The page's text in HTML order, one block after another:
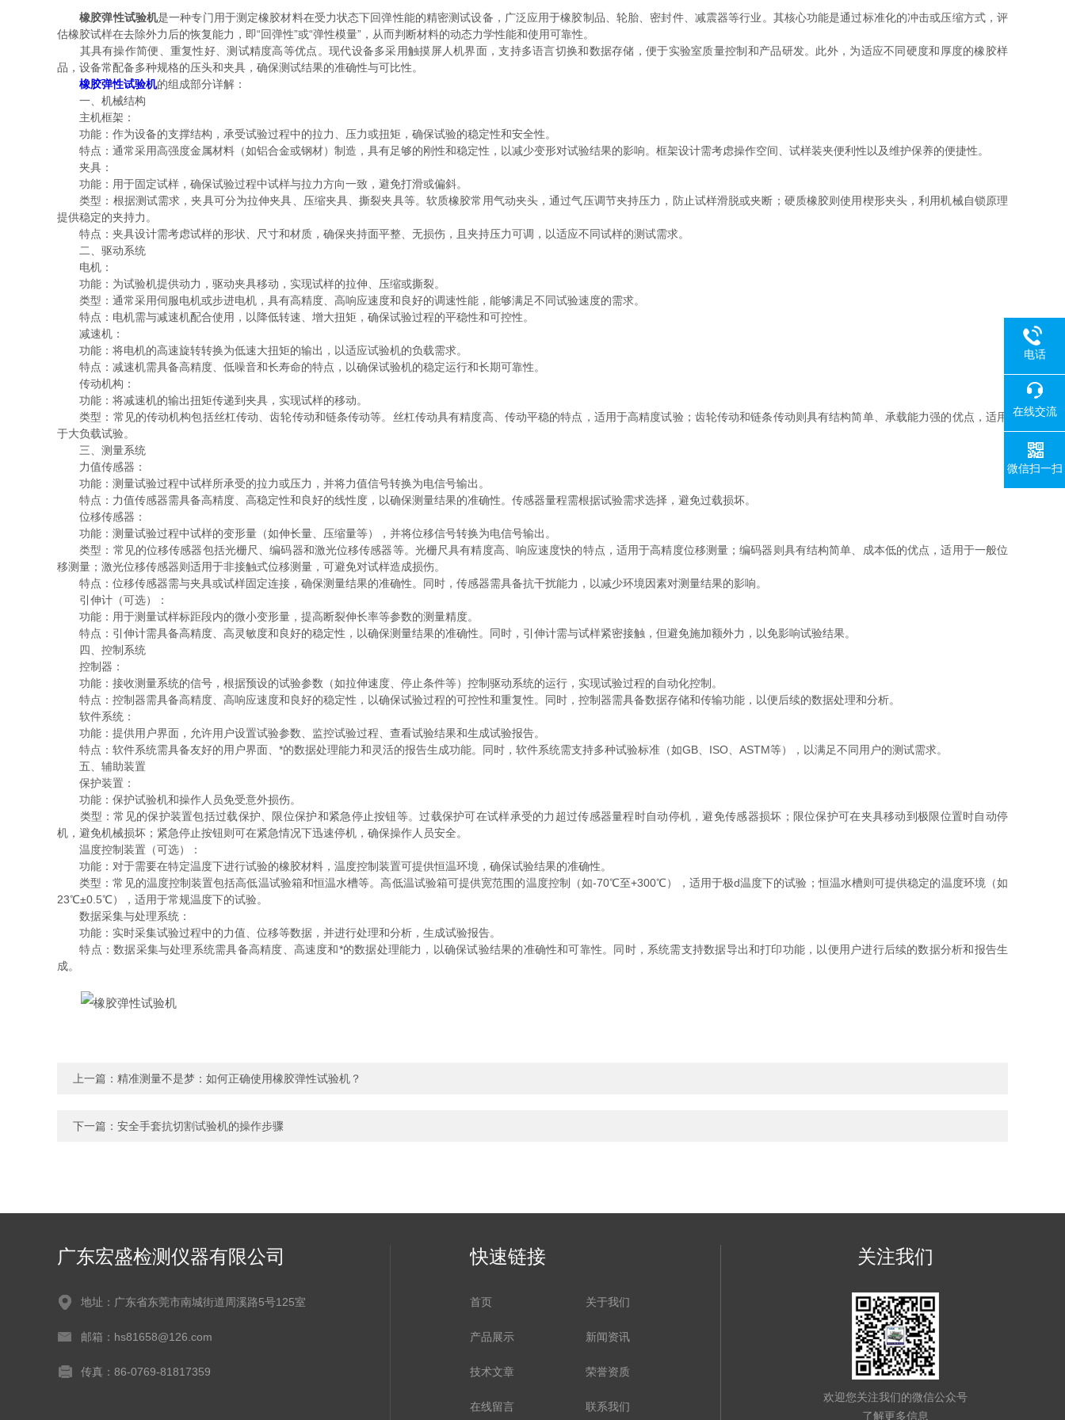
橡胶弹性试验机是一种专门用于测定橡胶材料在受力状态下回弹性能的精密测试设备，广泛应用于橡胶制品、轮胎、密封件、减震器等行业。其核心功能是通过标准化的冲击或压缩方式，评
估橡胶试样在去除外力后的恢复能力，即“回弹性”或“弹性模量”，从而判断材料的动态力学性能和使用可靠性。
其具有操作简便、重复性好、测试精度高等优点。现代设备多采用触摸屏人机界面，支持多语言切换和数据存储，便于实验室质量控制和产品研发。此外，为适应不同硬度和厚度的橡胶样
品，设备常配备多种规格的压头和夹具，确保测试结果的准确性与可比性。
橡胶弹性试验机的组成部分详解：
一、机械结构
主机框架：
功能：作为设备的支撑结构，承受试验过程中的拉力、压力或扭矩，确保试验的稳定性和安全性。
特点：通常采用高强度金属材料（如铝合金或钢材）制造，具有足够的刚性和稳定性，以减少变形对试验结果的影响。框架设计需考虑操作空间、试样装夹便利性以及维护保养的便捷性。
夹具：
功能：用于固定试样，确保试验过程中试样与拉力方向一致，避免打滑或偏斜。
类型：根据测试需求，夹具可分为拉伸夹具、压缩夹具、撕裂夹具等。软质橡胶常用气动夹头，通过气压调节夹持压力，防止试样滑脱或夹断；硬质橡胶则使用楔形夹头，利用机械自锁原理
提供稳定的夹持力。
特点：夹具设计需考虑试样的形状、尺寸和材质，确保夹持面平整、无损伤，且夹持压力可调，以适应不同试样的测试需求。
二、驱动系统
电机：
功能：为试验机提供动力，驱动夹具移动，实现试样的拉伸、压缩或撕裂。
类型：通常采用伺服电机或步进电机，具有高精度、高响应速度和良好的调速性能，能够满足不同试验速度的需求。
特点：电机需与减速机配合使用，以降低转速、增大扭矩，确保试验过程的平稳性和可控性。
减速机：
功能：将电机的高速旋转转换为低速大扭矩的输出，以适应试验机的负载需求。
特点：减速机需具备高精度、低噪音和长寿命的特点，以确保试验机的稳定运行和长期可靠性。
传动机构：
功能：将减速机的输出扭矩传递到夹具，实现试样的移动。
类型：常见的传动机构包括丝杠传动、齿轮传动和链条传动等。丝杠传动具有精度高、传动平稳的特点，适用于高精度试验；齿轮传动和链条传动则具有结构简单、承载能力强的优点，适用
于大负载试验。
三、测量系统
力值传感器：
功能：测量试验过程中试样所承受的拉力或压力，并将力值信号转换为电信号输出。
特点：力值传感器需具备高精度、高稳定性和良好的线性度，以确保测量结果的准确性。传感器量程需根据试验需求选择，避免过载损坏。
位移传感器：
功能：测量试验过程中试样的变形量（如伸长量、压缩量等），并将位移信号转换为电信号输出。
类型：常见的位移传感器包括光栅尺、编码器和激光位移传感器等。光栅尺具有精度高、响应速度快的特点，适用于高精度位移测量；编码器则具有结构简单、成本低的优点，适用于一般位
移测量；激光位移传感器则适用于非接触式位移测量，可避免对试样造成损伤。
特点：位移传感器需与夹具或试样固定连接，确保测量结果的准确性。同时，传感器需具备抗干扰能力，以减少环境因素对测量结果的影响。
引伸计（可选）：
功能：用于测量试样标距段内的微小变形量，提高断裂伸长率等参数的测量精度。
特点：引伸计需具备高精度、高灵敏度和良好的稳定性，以确保测量结果的准确性。同时，引伸计需与试样紧密接触，但避免施加额外力，以免影响试验结果。
四、控制系统
控制器：
功能：接收测量系统的信号，根据预设的试验参数（如拉伸速度、停止条件等）控制驱动系统的运行，实现试验过程的自动化控制。
特点：控制器需具备高精度、高响应速度和良好的稳定性，以确保试验过程的可控性和重复性。同时，控制器需具备数据存储和传输功能，以便后续的数据处理和分析。
软件系统：
功能：提供用户界面，允许用户设置试验参数、监控试验过程、查看试验结果和生成试验报告。
特点：软件系统需具备友好的用户界面、*的数据处理能力和灵活的报告生成功能。同时，软件系统需支持多种试验标准（如GB、ISO、ASTM等），以满足不同用户的测试需求。
五、辅助装置
保护装置：
功能：保护试验机和操作人员免受意外损伤。
类型：常见的保护装置包括过载保护、限位保护和紧急停止按钮等。过载保护可在试样承受的力超过传感器量程时自动停机，避免传感器损坏；限位保护可在夹具移动到极限位置时自动停
机，避免机械损坏；紧急停止按钮则可在紧急情况下迅速停机，确保操作人员安全。
温度控制装置（可选）：
功能：对于需要在特定温度下进行试验的橡胶材料，温度控制装置可提供恒温环境，确保试验结果的准确性。
类型：常见的温度控制装置包括高低温试验箱和恒温水槽等。高低温试验箱可提供宽范围的温度控制（如-70℃至+300℃），适用于极d温度下的试验；恒温水槽则可提供稳定的温度环境（如
23℃±0.5℃），适用于常规温度下的试验。
数据采集与处理系统：
功能：实时采集试验过程中的力值、位移等数据，并进行处理和分析，生成试验报告。
特点：数据采集与处理系统需具备高精度、高速度和*的数据处理能力，以确保试验结果的准确性和可靠性。同时，系统需支持数据导出和打印功能，以便用户进行后续的数据分析和报告生
成。
上一篇： 精准测量不是梦：如何正确使用橡胶弹性试验机？
下一篇： 安全手套抗切割试验机的操作步骤
广东宏盛检测仪器有限公司
地址：广东省东莞市南城街道周溪路5号125室
邮箱：hs81658@126.com
传真：86-0769-81817359
快速链接
首页 关于我们
产品展示 新闻资讯
技术文章 荣誉资质
在线留言 联系我们
关注我们
欢迎您关注我们的微信公众号
了解更多信息
电话
在线交流
微信扫一扫